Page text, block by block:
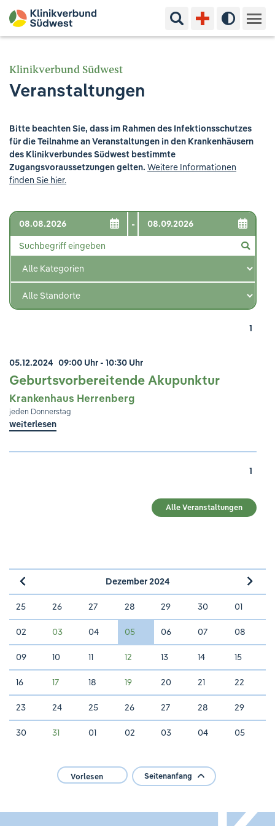
Suchbegriff eingeben
Hoher
Ihr Aufenthalt
Ausbildung & Studium
Jobs & Karriere
Der Klinikverbund Südwest
Standorte & Kontakt
Ihre Meinung ist uns wichtig!
Klinikverbund Südwest
Veranstaltungen
Bitte beachten Sie, dass im Rahmen des Infektionsschutzes
für die Teilnahme an Veranstaltungen in den Krankenhäusern
des Klinikverbundes Südwest bestimmte
Zugangsvoraussetzungen gelten. Weitere Informationen
finden Sie hier.
-
1
05.12.2024 09:00 Uhr - 10:30 Uhr
Geburtsvorbereitende Akupunktur
Krankenhaus Herrenberg
jeden Donnerstag
weiterlesen
1
Alle Veranstaltungen
«
Dezember 2024 »
25 26 27 28 29 30 01
02 03 04 05 06 07 08
09 10 11 12 13 14 15
16 17 18 19 20 21 22
23 24 25 26 27 28 29
30 31 01 02 03 04 05
Vorlesen Seitenanfang